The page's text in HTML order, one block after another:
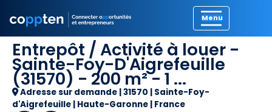
Entrepôt / Activité à louer -
Sainte-Foy-D'Aigrefeuille
(31570) - 200 m² - 1 ...
Adresse sur demande | 31570 | Sainte-Foy-
d'Aigrefeuille | Haute-Garonne | France